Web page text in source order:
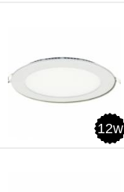
12w